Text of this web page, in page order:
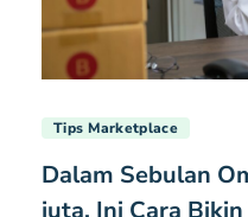
Tips Marketplace
Dalam Sebulan